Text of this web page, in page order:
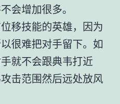
会增加很多。
移技能的英雄，因为
很难把对手留下。如
就不会跟典韦打近
击范围然后远处放风